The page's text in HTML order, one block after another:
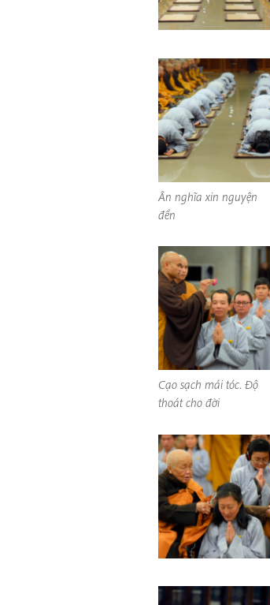
Ân nghĩa xin nguyện
đền
Cạo sạch mái tóc. Độ
thoát cho đời